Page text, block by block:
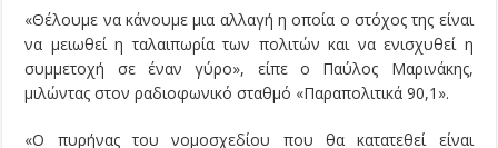
«Θέλουμε να κάνουμε μια αλλαγή η οποία ο στόχος της είναι
να μειωθεί η ταλαιπωρία των πολιτών και να ενισχυθεί η
συμμετοχή σε έναν γύρο», είπε ο Παύλος Μαρινάκης,
μιλώντας στον ραδιοφωνικό σταθμό «Παραπολιτικά 90,1».
«Ο πυρήνας του νομοσχεδίου που θα κατατεθεί είναι